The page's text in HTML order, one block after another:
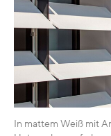
In mattem Weiß mit